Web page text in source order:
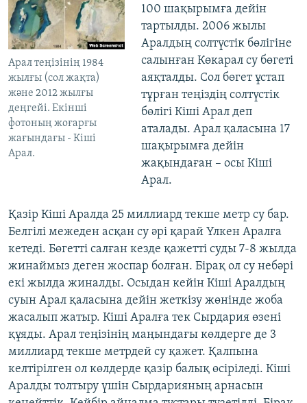
Арал теңізінің 1984
жылғы (сол жақта)
және 2012 жылғы
деңгейі. Екінші
фотоның жоғарғы
жағындағы - Кіші
Арал.
100 шақырымға дейін
тартылды. 2006 жылы
Аралдың солтүстік бөлігіне
салынған Көкарал су бөгеті
аяқталды. Сол бөгет ұстап
тұрған теңіздің солтүстік
бөлігі Кіші Арал деп
аталады. Арал қаласына 17
шақырымға дейін
жақындаған – осы Кіші
Арал.
Қазір Кіші Аралда 25 миллиард текше метр су бар.
Белгілі межеден асқан су әрі қарай Үлкен Аралға
кетеді. Бөгетті салған кезде қажетті суды 7-8 жылда
жинаймыз деген жоспар болған. Бірақ ол су небәрі
екі жылда жиналды. Осыдан кейін Кіші Аралдың
суын Арал қаласына дейін жеткізу жөнінде жоба
жасалып жатыр. Кіші Аралға тек Сырдария өзені
құяды. Арал теңізінің маңындағы көлдерге де 3
миллиард текше метрдей су қажет. Қалпына
келтірілген ол көлдерде қазір балық өсіріледі. Кіші
Аралды толтыру үшін Сырдарияның арнасын